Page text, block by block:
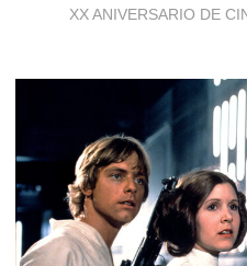
XX ANIVERSARIO DE